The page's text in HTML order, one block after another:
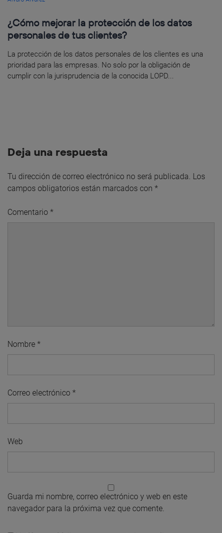
¿Cómo mejorar la protección de los datos
personales de tus clientes?
La protección de los datos personales de los clientes es una
prioridad para las empresas. No solo por la obligación de
cumplir con la jurisprudencia de la conocida LOPD...
Deja una respuesta
Tu dirección de correo electrónico no será publicada. Los
campos obligatorios están marcados con *
Comentario *
Nombre *
Correo electrónico *
Web
Guarda mi nombre, correo electrónico y web en este
navegador para la próxima vez que comente.